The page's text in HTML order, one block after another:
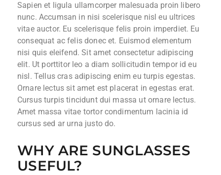
Sapien et ligula ullamcorper malesuada proin libero
nunc. Accumsan in nisi scelerisque nisl eu ultrices
vitae auctor. Eu scelerisque felis proin imperdiet. Eu
consequat ac felis donec et. Euismod elementum
nisi quis eleifend. Sit amet consectetur adipiscing
elit. Ut porttitor leo a diam sollicitudin tempor id eu
nisl. Tellus cras adipiscing enim eu turpis egestas.
Ornare lectus sit amet est placerat in egestas erat.
Cursus turpis tincidunt dui massa ut ornare lectus.
Amet massa vitae tortor condimentum lacinia id
cursus sed ar urna justo do.
WHY ARE SUNGLASSES
USEFUL?